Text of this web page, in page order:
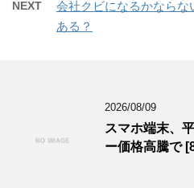
NEXT
会社クビになるかなら
ある？
2026/08/09
スマホ端末、
ー価格高騰で